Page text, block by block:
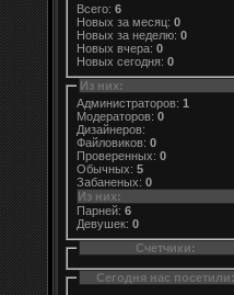
Всего: 6
Новых за месяц: 0
Новых за неделю: 0
Новых вчера: 0
Новых сегодня: 0
Из них:
Администраторов: 1
Модераторов: 0
Дизайнеров:
Файловиков: 0
Проверенных: 0
Обычных: 5
Забаненых: 0
Из них:
Парней: 6
Девушек: 0
Счетчики:
Сегодня нас посетили: